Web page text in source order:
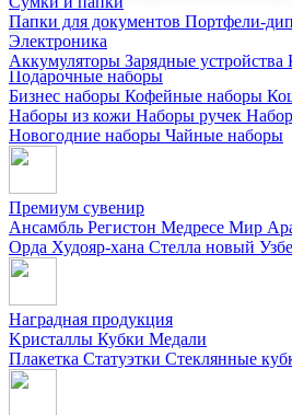
Папки для документов Портфели-
Электроника
Аккумуляторы Зарядные устройства
Подарочные наборы
Бизнес наборы Кофейные наборы
Наборы из кожи Наборы ручек
Новогодние наборы Чайные наборы
Премиум сувенир
Ансамбль Регистон Медресе Мир
Орда Худояр-хана Стелла новый
Наградная продукция
Kристаллы Кубки Медали
Плакетка Статуэтки Стеклянные